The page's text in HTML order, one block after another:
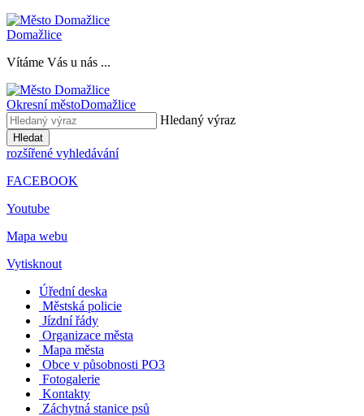
Domažlice
Vítáme Vás u nás ...
Okresní městoDomažlice
Hledaný výraz
Hledat
rozšířené vyhledávání
FACEBOOK
Youtube
Mapa webu
Vytisknout
Úřední deska
Městská policie
Jízdní řády
Organizace města
Mapa města
Obce v působnosti PO3
Fotogalerie
Kontakty
Záchytná stanice psů